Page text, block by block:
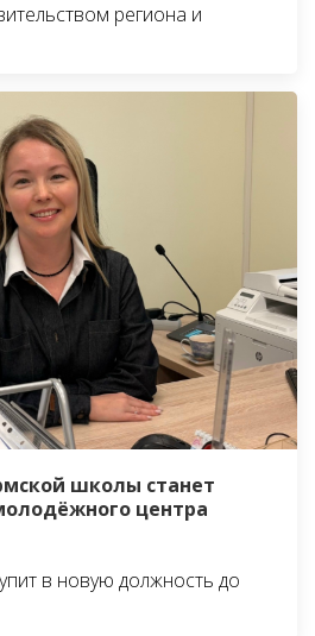
региона и
школы станет
центра
в новую должность до